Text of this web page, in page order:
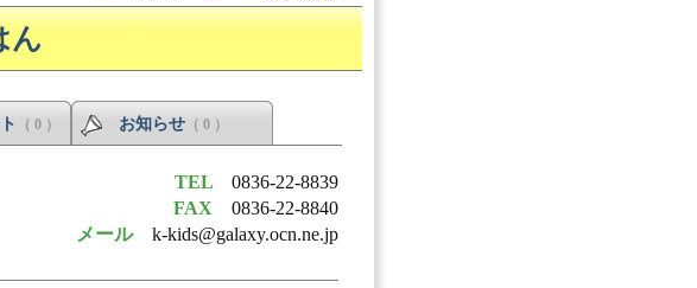
ん
（ 0 ） お知らせ （ 0 ）
TEL 0836-22-8839
FAX 0836-22-8840
メール k-kids@galaxy.ocn.ne.jp